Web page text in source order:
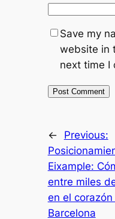
Save my
website in
next time I
←
Previous:
Eixample:
entre miles
en el corazón
Barcelona